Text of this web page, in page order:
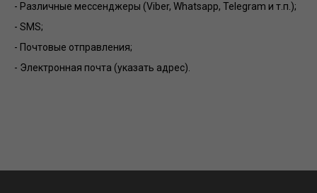
- Различные мессенджеры (Viber, Whatsapp, Telegram и т.п.);
- SMS;
- Почтовые отправления;
- Электронная почта (указать адрес).